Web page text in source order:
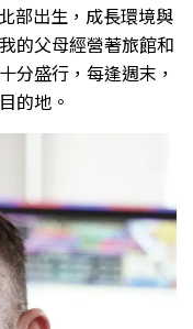
部出生，成長環境與
的父母經營著旅館和
分盛行，每逢週末，
的地。